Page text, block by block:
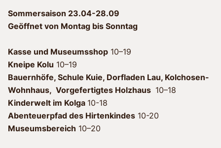
Sommersaison 23.04-28.09
Geöffnet von Montag bis Sonntag
Kasse und Museumsshop 10–19
Kneipe Kolu 10–19
Bauernhöfe, Schule Kuie, Dorfladen Lau, Kolchosen-
Wohnhaus, Vorgefertigtes Holzhaus 10–18
Kinderwelt im Kolga 10-18
Abenteuerpfad des Hirtenkindes 10-20
Museumsbereich 10–20